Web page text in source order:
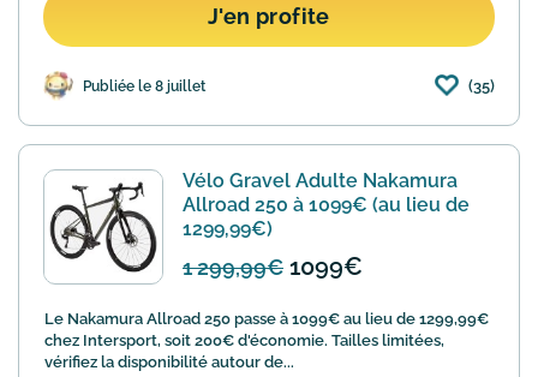
J'en profite
Publiée le 8 juillet (35)
Vélo Gravel Adulte Nakamura
Allroad 250 à 1099€ (au lieu de
1299,99€)
1 299,99€ 1099€
Le Nakamura Allroad 250 passe à 1099€ au lieu de 1299,99€
chez Intersport, soit 200€ d'économie. Tailles limitées,
vérifiez la disponibilité autour de...